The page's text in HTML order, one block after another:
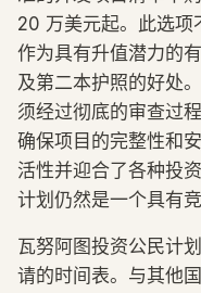
20 万美元起。此选项
作为具有升值潜力的
及第二本护照的好处
须经过彻底的审查过
确保项目的完整性和
活性并迎合了各种投
计划仍然是一个具有
瓦努阿图投资公民计
请的时间表。与其他